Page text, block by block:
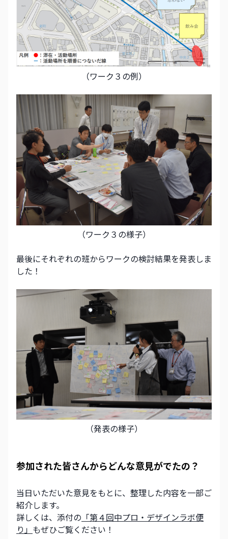
（ワーク３の例）
（ワーク３の様子）
最後にそれぞれの班からワークの検討結果を発表しま
した！
（発表の様子）
参加された皆さんからどんな意見がでたの？
当日いただいた意見をもとに、整理した内容を一部ご
紹介します。
詳しくは、添付の 「第４回中プロ・デザインラボ便
り」 もぜひご覧ください！